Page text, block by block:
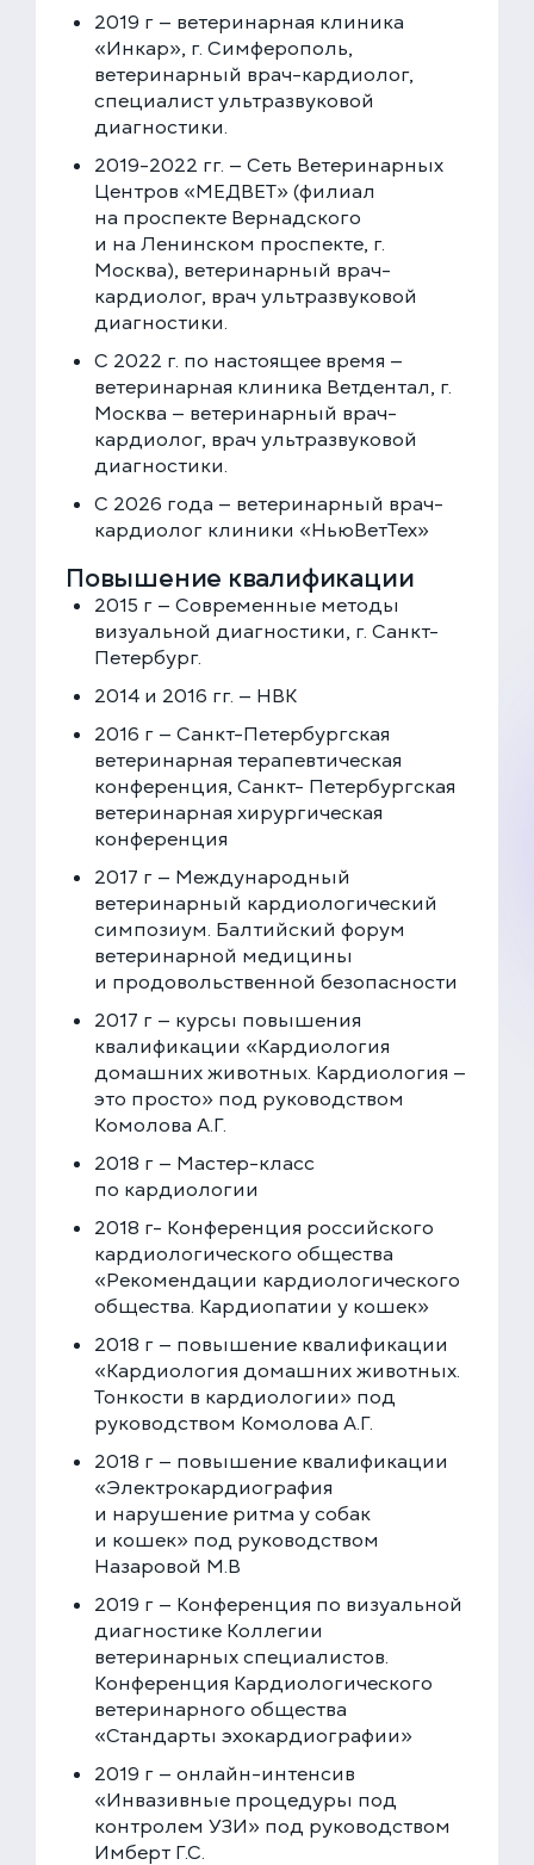
2019 г — ветеринарная клиника
«Инкар», г. Симферополь,
ветеринарный врач-кардиолог,
специалист ультразвуковой
диагностики.
2019-2022 гг. — Сеть Ветеринарных
Центров «МЕДВЕТ» (филиал
на проспекте Вернадского
и на Ленинском проспекте, г.
Москва), ветеринарный врач-
кардиолог, врач ультразвуковой
диагностики.
С 2022 г. по настоящее время —
ветеринарная клиника Ветдентал, г.
Москва — ветеринарный врач-
кардиолог, врач ультразвуковой
диагностики.
С 2026 года — ветеринарный врач-
кардиолог клиники «НьюВетТех»
Повышение квалификации
2015 г — Современные методы
визуальной диагностики, г. Санкт-
Петербург.
2014 и 2016 гг. — НВК
2016 г — Санкт-Петербургская
ветеринарная терапевтическая
конференция, Санкт- Петербургская
ветеринарная хирургическая
конференция
2017 г — Международный
ветеринарный кардиологический
симпозиум. Балтийский форум
ветеринарной медицины
и продовольственной безопасности
2017 г — курсы повышения
квалификации «Кардиология
домашних животных. Кардиология —
это просто» под руководством
Комолова А.Г.
2018 г — Мастер-класс
по кардиологии
2018 г- Конференция российского
кардиологического общества
«Рекомендации кардиологического
общества. Кардиопатии у кошек»
2018 г — повышение квалификации
«Кардиология домашних животных.
Тонкости в кардиологии» под
руководством Комолова А.Г.
2018 г — повышение квалификации
«Электрокардиография
и нарушение ритма у собак
и кошек» под руководством
Назаровой М.В
2019 г — Конференция по визуальной
диагностике Коллегии
ветеринарных специалистов.
Конференция Кардиологического
ветеринарного общества
«Стандарты эхокардиографии»
2019 г — онлайн-интенсив
«Инвазивные процедуры под
контролем УЗИ» под руководством
Имберт Г.С.
Выберите дату
Выберите время
ПРОДОЛЖИТЬ
Закажите звонок, и мы перезвоним вам в течение
15 минут
Соглашаюсь с политикойконфиденциальности
ЗАКАЗАТЬ ЗВОНОК
ЗАПИСАТЬСЯ НА ПРИЁМ
Многопрофильная клиника на Большой
Серпуховской
Москва, ул. Большая Серпуховская, 62к2
+7 (499) 288-80-36
Круглосуточно
Скоро открытие!
Многопрофильная клиника на Введенского
Москва, ул. Введенского, 24Б
+7 (499) 288-80-36
Клиника на Карамышевской набережной
Москва, Карамышевская наб., 2А
+7 (499) 288-80-36